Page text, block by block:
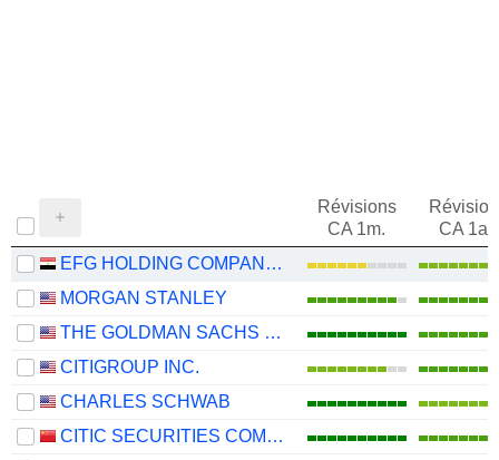
Révisions
CA 1m.
CA 1an
EFG HOLDING COMPANY S.A.E
MORGAN STANLEY
THE GOLDMAN SACHS GROUP, INC.
CITIGROUP INC.
CHARLES SCHWAB
CITIC SECURITIES COMPANY LIMITED